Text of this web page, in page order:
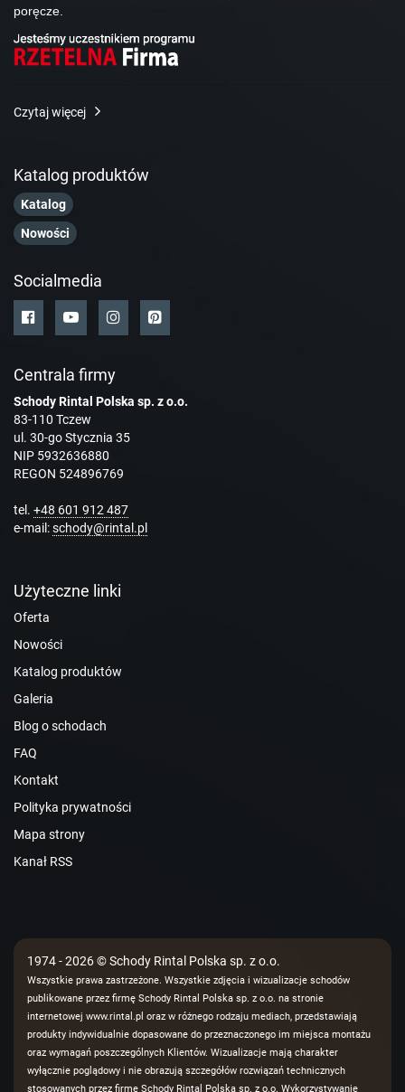
poręcze.
Czytaj więcej
Katalog produktów
Katalog
Nowości
Socialmedia
Centrala firmy
Schody Rintal Polska sp. z o.o.
83-110 Tczew
ul. 30-go Stycznia 35
NIP 5932636880
REGON 524896769
tel. +48 601 912 487
e-mail:schody@rintal.pl
Użyteczne linki
Oferta
Nowości
Katalog produktów
Galeria
Blog o schodach
FAQ
Kontakt
Polityka prywatności
Mapa strony
Kanał RSS
1974 - 2026 © Schody Rintal Polska sp. z o.o.
Wszystkie prawa zastrzeżone. Wszystkie zdjęcia i wizualizacje schodów
publikowane przez firmę Schody Rintal Polska sp. z o.o. na stronie
internetowej www.rintal.pl oraz w różnego rodzaju mediach, przedstawiają
produkty indywidualnie dopasowane do przeznaczonego im miejsca montażu
oraz wymagań poszczególnych Klientów. Wizualizacje mają charakter
wyłącznie poglądowy i nie obrazują szczegółów rozwiązań technicznych
stosowanych przez firmę Schody Rintal Polska sp. z o.o. Wykorzystywanie